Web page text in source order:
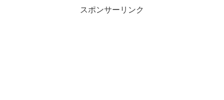
スポンサーリンク